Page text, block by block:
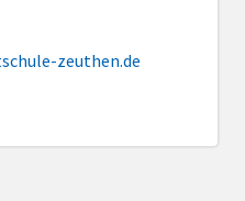
zeuthen.de